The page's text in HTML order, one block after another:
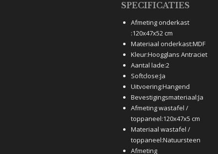
SPECIFICATIES
Afmeting onderkast
:120x47x52 cm
Materiaal onderkast:MDF
Kleur:Hoogglans Antraciet
Aantal lade:2
Softclose:Ja
Uitvoering:Hangend
Bevestigingsmateriaal:Ja
Afmeting wastafel /
toppaneel:120x47x5 cm
Materiaal wastafel /
toppaneel:Natuursteen
Afmeting